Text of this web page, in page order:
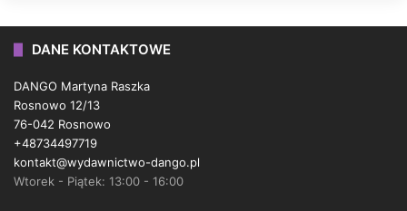
DANE KONTAKTOWE
DANGO Martyna Raszka
Rosnowo 12/13
76-042 Rosnowo
+48734497719
kontakt@wydawnictwo-dango.pl
Wtorek - Piątek: 13:00 - 16:00